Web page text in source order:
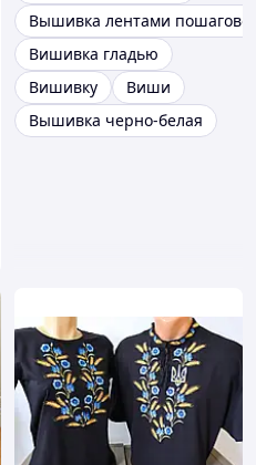
Вышивка лентами пошагово
Вишивка гладью
Вишивку
Виши
Вышивка черно-белая